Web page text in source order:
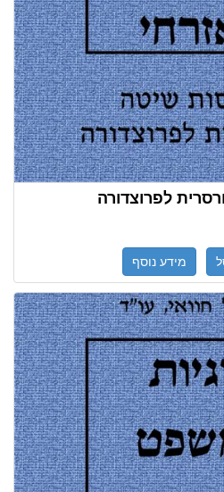
לפרוצדורה
מידע נוסף